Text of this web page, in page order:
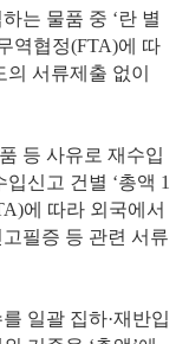
는 물품 중 ‘란 별
역협정(FTA)에 따
서류제출 없이
등 사유로 재수입
신고 건별 ‘총액 1
에 따라 외국에서
필증 등 관련 서류
일괄 집하·재반입